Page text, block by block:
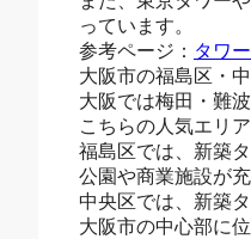
っています。
参考ページ： タワ
大阪市の福島区・
大阪では梅田・難
こちらの人気エリ
福島区では、新築
公園や商業施設が
中央区では、新築
大阪市の中心部に